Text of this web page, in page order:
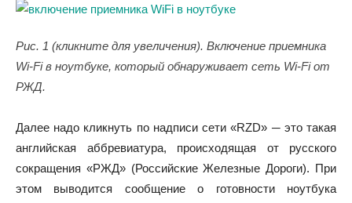
Рис. 1 (кликните для увеличения). Включение приемника
Wi-Fi в ноутбуке, который обнаруживает сеть Wi-Fi от
РЖД.
Далее надо кликнуть по надписи сети «RZD» ─ это такая
английская аббревиатура, происходящая от русского
сокращения «РЖД» (Российские Железные Дороги). При
этом выводится сообщение о готовности ноутбука